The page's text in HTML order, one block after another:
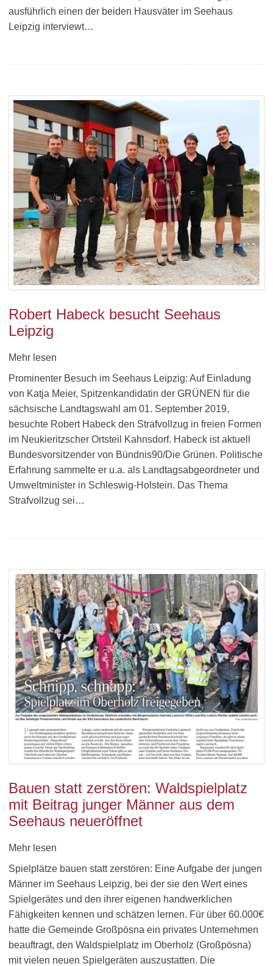
ausführlich einen der beiden Hausväter im Seehaus
Leipzig interviewt…
Robert Habeck besucht Seehaus
Leipzig
Mehr lesen
Prominenter Besuch im Seehaus Leipzig: Auf Einladung
von Katja Meier, Spitzenkandidatin der GRÜNEN für die
sächsische Landtagswahl am 01. September 2019,
besuchte Robert Habeck den Strafvollzug in freien Formen
im Neukieritzscher Ortsteil Kahnsdorf. Habeck ist aktuell
Bundesvorsitzender von Bündnis90/Die Grünen. Politische
Erfahrung sammelte er u.a. als Landtagsabgeordneter und
Umweltminister in Schleswig-Holstein. Das Thema
Strafvollzug sei…
Bauen statt zerstören: Waldspielplatz
mit Beitrag junger Männer aus dem
Seehaus neueröffnet
Mehr lesen
Spielplätze bauen statt zerstören: Eine Aufgabe der jungen
Männer im Seehaus Leipzig, bei der sie den Wert eines
Spielgerätes und den ihrer eigenen handwerklichen
Fähigkeiten kennen und schätzen lernen. Für über 60.000€
hatte die Gemeinde Großpösna ein privates Unternehmen
beauftragt, den Waldspielplatz im Oberholz (Großpösna)
mit vielen neuen Spielgeräten auszustatten. Die